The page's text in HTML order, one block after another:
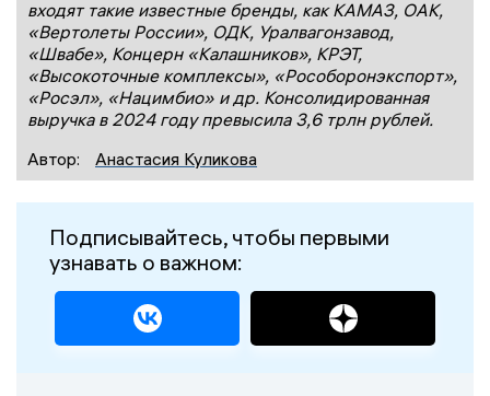
входят такие известные бренды, как КАМАЗ, ОАК,
«Вертолеты России», ОДК, Уралвагонзавод,
«Швабе», Концерн «Калашников», КРЭТ,
«Высокоточные комплексы», «Рособоронэкспорт»,
«Росэл», «Нацимбио» и др. Консолидированная
выручка в 2024 году превысила 3,6 трлн рублей.
Автор:
Анастасия Куликова
Подписывайтесь, чтобы первыми
узнавать о важном: